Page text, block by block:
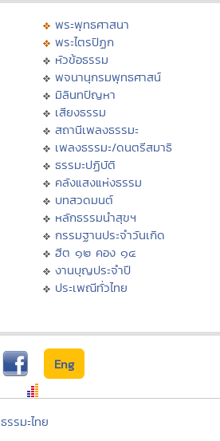
พระพุทธศาสนา
พระไตรปิฏก
หัวข้อธรรม
พจนานุกรมพุทธศาสน์
มิลินทปัญหา
เสียงธรรม
สถานีเพลงธรรมะ
เพลงธรรมะ/ดนตรีสมาธิ
ธรรมะปฏิบัติ
คลังแสงแห่งธรรม
บทสวดมนต์
หลักธรรมนำสุขฯ
กรรมฐานประจำวันเกิด
ฮีต ๑๒ คอง ๑๔
งานบุญประจำปี
ประเพณีทั่วไทย
Eng
ธรรมะไทย